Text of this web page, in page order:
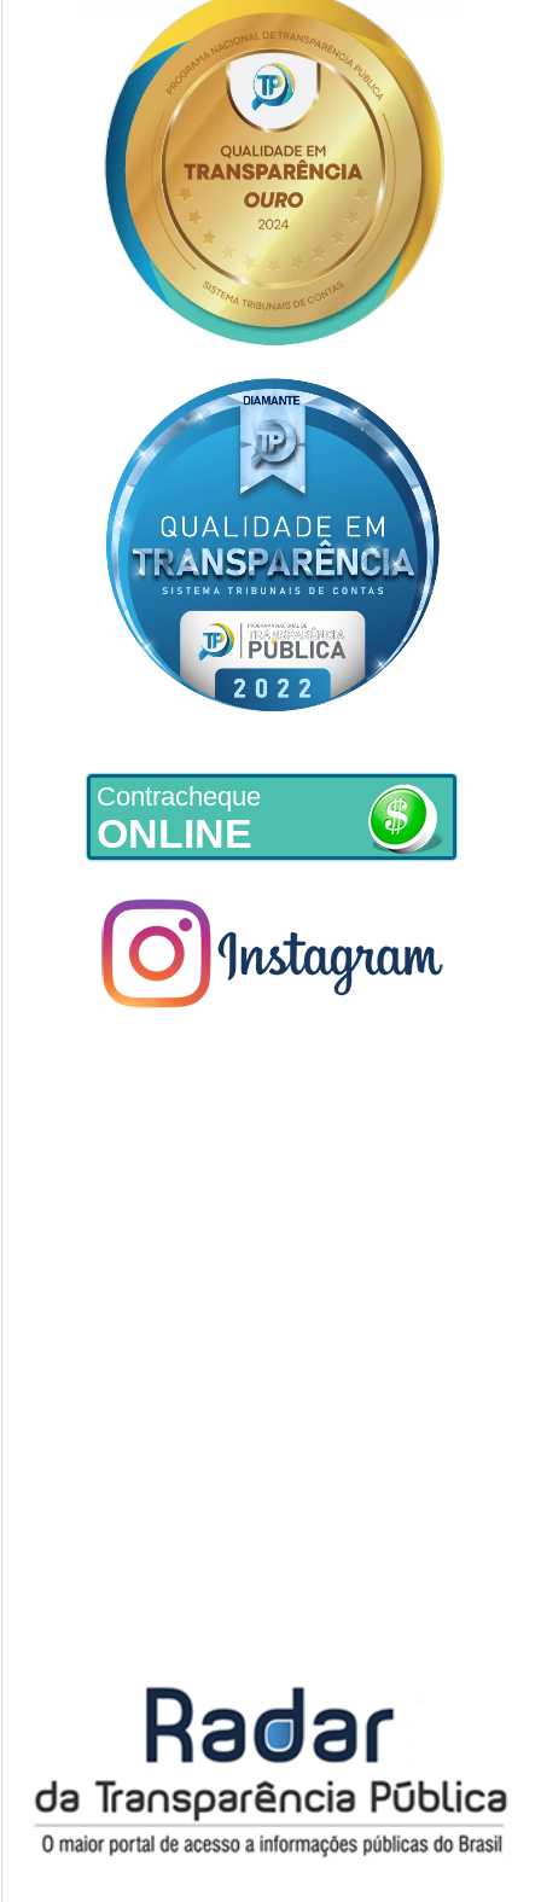
Contracheque
ONLINE